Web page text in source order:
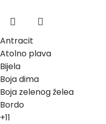
Antracit
Atolno plava
Bijela
Boja dima
Boja zelenog želea
Bordo
+11